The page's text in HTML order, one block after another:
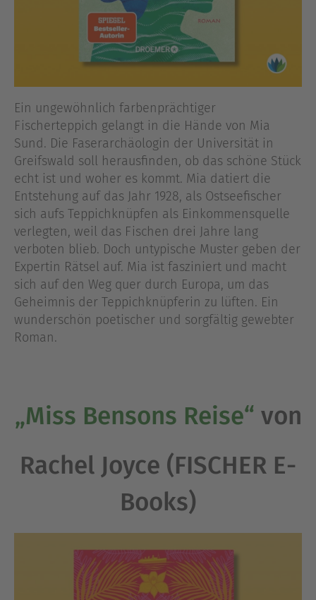
Ein ungewöhnlich farbenprächtiger
Fischerteppich gelangt in die Hände von Mia
Sund. Die Faserarchäologin der Universität in
Greifswald soll herausfinden, ob das schöne Stück
echt ist und woher es kommt. Mia datiert die
Entstehung auf das Jahr 1928, als Ostseefischer
sich aufs Teppichknüpfen als Einkommensquelle
verlegten, weil das Fischen drei Jahre lang
verboten blieb. Doch untypische Muster geben der
Expertin Rätsel auf. Mia ist fasziniert und macht
sich auf den Weg quer durch Europa, um das
Geheimnis der Teppichknüpferin zu lüften. Ein
wunderschön poetischer und sorgfältig gewebter
Roman.
„Miss Bensons Reise“ von
Rachel Joyce (FISCHER E-
Books)